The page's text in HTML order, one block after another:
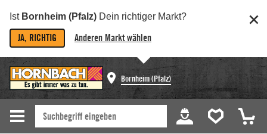
Ist Bornheim (Pfalz) Dein richtiger Markt?
JA, RICHTIG Anderen Markt wählen
Bornheim (Pfalz)